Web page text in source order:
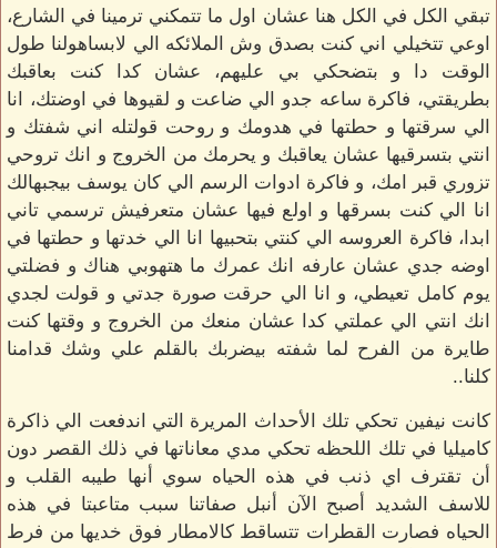
تبقي الكل في الكل هنا عشان اول ما تتمكني ترمينا في الشارع،
اوعي تتخيلي اني كنت بصدق وش الملائكه الي لابساهولنا طول
الوقت دا و بتضحكي بي عليهم، عشان كدا كنت بعاقبك
بطريقتي، فاكرة ساعه جدو الي ضاعت و لقيوها في اوضتك، انا
الي سرقتها و حطتها في هدومك و روحت قولتله اني شفتك و
انتي بتسرقيها عشان يعاقبك و يحرمك من الخروج و انك تروحي
تزوري قبر امك، و فاكرة ادوات الرسم الي كان يوسف بيجبهالك
انا الي كنت بسرقها و اولع فيها عشان متعرفيش ترسمي تاني
ابدا، فاكرة العروسه الي كنتي بتحبيها انا الي خدتها و حطتها في
اوضه جدي عشان عارفه انك عمرك ما هتهوبي هناك و فضلتي
يوم كامل تعيطي، و انا الي حرقت صورة جدتي و قولت لجدي
انك انتي الي عملتي كدا عشان منعك من الخروج و وقتها كنت
طايرة من الفرح لما شفته بيضربك بالقلم علي وشك قدامنا
كلنا..
كانت نيفين تحكي تلك الأحداث المريرة التي اندفعت الي ذاكرة
كاميليا في تلك اللحظه تحكي مدي معاناتها في ذلك القصر دون
أن تقترف اي ذنب في هذه الحياه سوي أنها طيبه القلب و
للاسف الشديد أصبح الآن أنبل صفاتنا سبب متاعبتا في هذه
الحياه فصارت القطرات تتساقط كالامطار فوق خديها من فرط